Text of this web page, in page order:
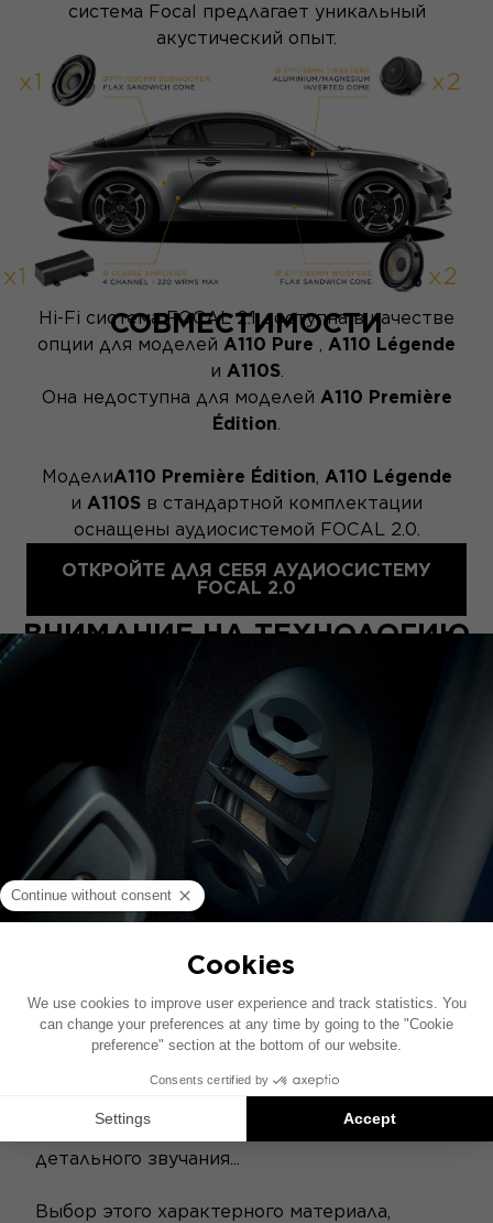
система Focal предлагает уникальный
акустический опыт.
СОВМЕСТИМОСТИ
Hi-Fi система FOCAL 2.1 доступна в качестве
опции для моделей A110 Pure
A110 Légende
и A110S.
Она недоступна для моделей A110 Première
Édition
МоделиA110 Première Édition A110 Légende
и A110S в стандартной комплектации
оснащены аудиосистемой FOCAL 2.0.
Для моделей
предлагается в качестве опции.
ОТКРОЙТЕ ДЛЯ СЕБЯ АУДИОСИСТЕМУ
FOCAL 2.0
ВНИМАНИЕ НА ТЕХНОЛОГИЮ
ПРОИЗВОДСТВА ЛЬНА
Мембрана Flax типа "Flax", эксклюзивная
запатентованная технология Focal, -
результат пятилетних исследований. Лист
интегрирован в сердце колонки для чистого,
детального звучания...
Выбор этого характерного материала,